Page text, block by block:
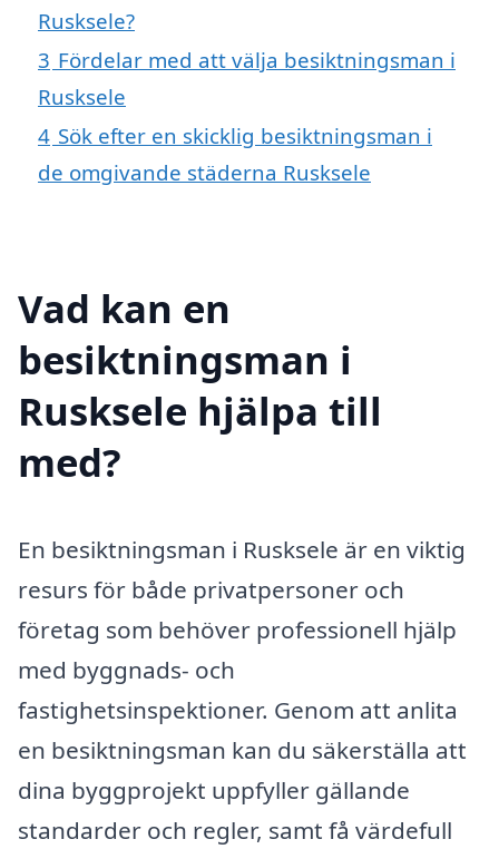
Rusksele?
3 Fördelar med att välja besiktningsman i
Rusksele
4 Sök efter en skicklig besiktningsman i
de omgivande städerna Rusksele
Vad kan en
besiktningsman i
Rusksele hjälpa till
med?
En besiktningsman i Rusksele är en viktig
resurs för både privatpersoner och
företag som behöver professionell hjälp
med byggnads- och
fastighetsinspektioner. Genom att anlita
en besiktningsman kan du säkerställa att
dina byggprojekt uppfyller gällande
standarder och regler, samt få värdefull